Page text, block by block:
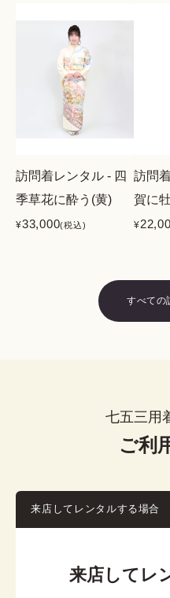
訪問着レンタル - 四
季草花に酔う(黄)
¥33,000(税込)
訪問
賀に
¥
すべての
七五三用
ご利
来店してレンタルする場合
来店してレ